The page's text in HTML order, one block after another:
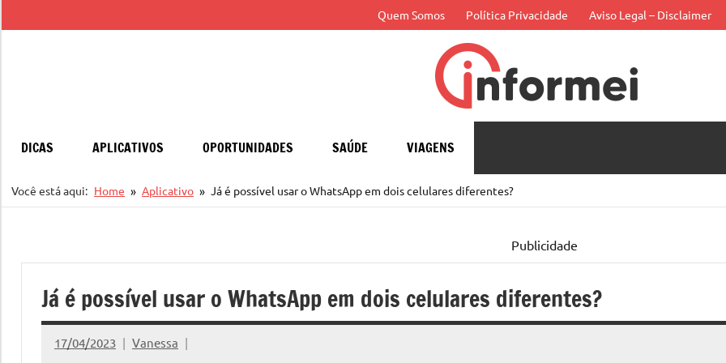
para
Quem Somos Política Privacidade Aviso Legal – Disclaimer
DICAS APLICATIVOS OPORTUNIDADES SAÚDE VIAGENS
Você está aqui: Home Aplicativo Já é possível usar o WhatsApp em dois celulares diferentes?
Publicidade
Já é possível usar o WhatsApp em dois celulares diferentes?
17/04/2023 Vanessa